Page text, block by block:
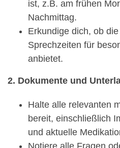
ist, z.B. am frühen
Nachmittag.
Erkundige dich, ob
Sprechzeiten für
anbietet.
2. Dokumente und
Halte alle relevanten
bereit, einschließlich
und aktuelle
Notiere alle Fragen